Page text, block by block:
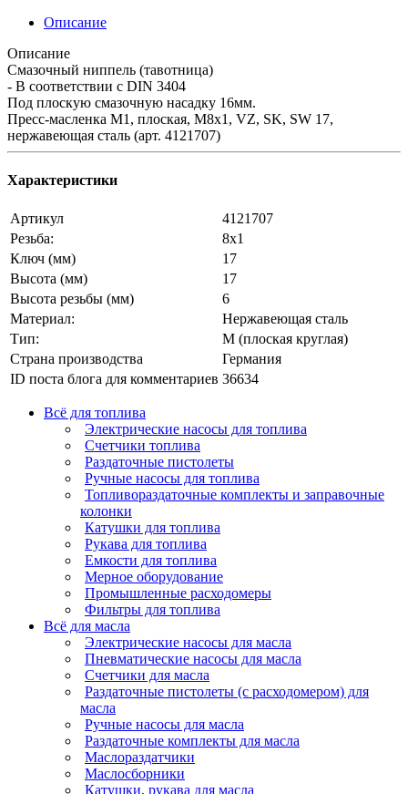
Описание
Описание
Смазочный ниппель (тавотница)
- В соответствии с DIN 3404
Под плоскую смазочную насадку 16мм.
Пресс-масленка М1, плоская, M8x1, VZ, SK, SW 17,
нержавеющая сталь (арт. 4121707)
Характеристики
Артикул
4121707
Резьба:
8х1
Ключ (мм)
17
Высота (мм)
17
Высота резьбы (мм)
6
Материал:
Нержавеющая сталь
Тип:
М (плоская круглая)
Страна производства
Германия
ID поста блога для комментариев 36634
Всё для топлива
Электрические насосы для топлива
Счетчики топлива
Раздаточные пистолеты
Ручные насосы для топлива
Топливораздаточные комплекты и заправочные
колонки
Катушки для топлива
Рукава для топлива
Емкости для топлива
Мерное оборудование
Промышленные расходомеры
Фильтры для топлива
Всё для масла
Электрические насосы для масла
Пневматические насосы для масла
Счетчики для масла
Раздаточные пистолеты (с расходомером) для
масла
Ручные насосы для масла
Раздаточные комплекты для масла
Маслораздатчики
Маслосборники
Катушки, рукава для масла